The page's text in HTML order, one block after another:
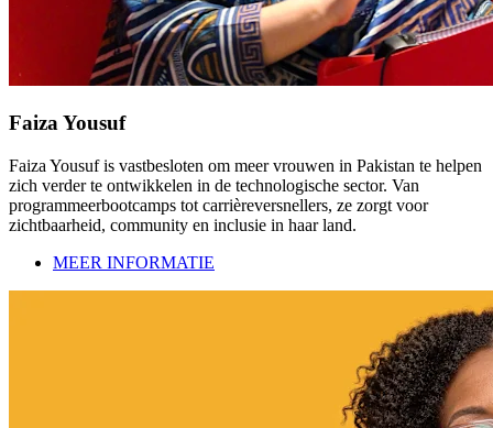
Faiza Yousuf
Faiza Yousuf is vastbesloten om meer vrouwen in Pakistan te helpen
zich verder te ontwikkelen in de technologische sector. Van
programmeerbootcamps tot carrièreversnellers, ze zorgt voor
zichtbaarheid, community en inclusie in haar land.
MEER INFORMATIE